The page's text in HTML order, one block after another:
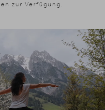
zur Verfügung.